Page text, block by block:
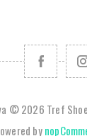
© 2026 Tref
by